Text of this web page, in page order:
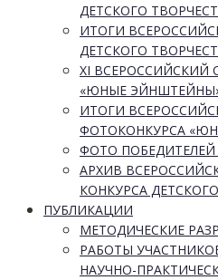
ДЕТСКОГО
ИТОГИ
ДЕТСКОГО
XI
«ЮНЫЕ
ИТОГИ
ФОТОКОНКУРСА
ФОТО
АРХИВ
КОНКУРСА
ПУБЛИКАЦИИ
МЕТОДИЧЕСКИЕ
РАБОТЫ
НАУЧНО-